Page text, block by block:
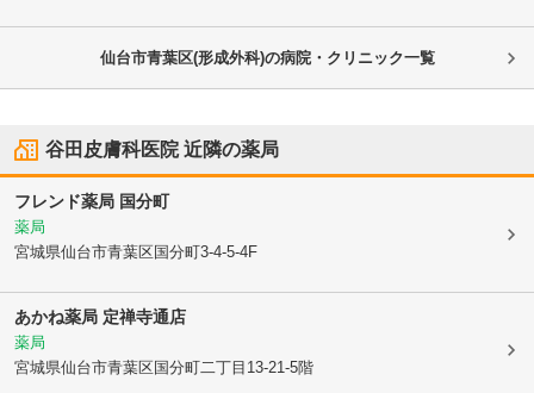
仙台市青葉区(形成外科)の病院・クリニック一覧
谷田皮膚科医院近隣の薬局
フレンド薬局 国分町
薬局
宮城県仙台市青葉区 国分町3-4-5-4F
あかね薬局 定禅寺通店
薬局
宮城県仙台市青葉区 国分町二丁目13-21-5階